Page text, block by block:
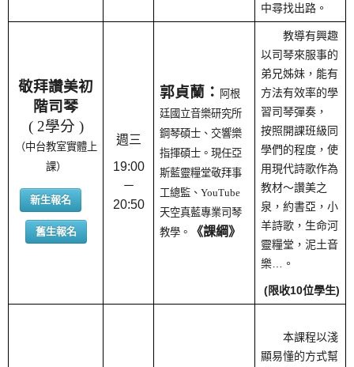
中尋找出路。
敬拜讚美初
階司琴
( 2學分 )
（中台教室實體上
課）
新生報名
舊生報名
週三
19:00
－
20:50
郭貞蘭： 阿根
廷國立音樂研究所
鋼琴碩士、交響樂
指揮碩士。現任亞
斯藍靈糧堂敬拜事
工總監、YouTube
天空真藍專業司琴
教學。
《課綱》
教導有興趣
以司琴來服事的
弟兄姊妹，能有
方法有效率的學
習司琴彈奏，
按照開課班級同
學們的程度，使
用現代詩歌作為
教材～讚美之
泉，約書亞，小
羊詩歌，生命河
靈糧堂，泥土音
樂…。
(限收10位學生)
本課程以淺
顯易懂的方式幫